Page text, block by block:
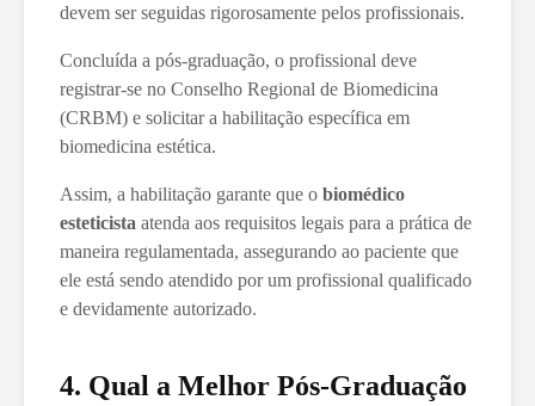
devem ser seguidas rigorosamente pelos profissionais.
Concluída a pós-graduação, o profissional deve
registrar-se no Conselho Regional de Biomedicina
(CRBM) e solicitar a habilitação específica em
biomedicina estética.
Assim, a habilitação garante que o biomédico
esteticista atenda aos requisitos legais para a prática de
maneira regulamentada, assegurando ao paciente que
ele está sendo atendido por um profissional qualificado
e devidamente autorizado.
4. Qual a Melhor Pós-Graduação